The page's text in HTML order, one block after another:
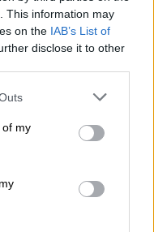
This information may
on the IAB’s List of
disclose it to other
of my
ale